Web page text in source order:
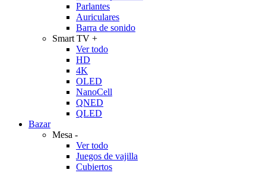
Parlantes
Auriculares
Barra de sonido
Smart TV +
Ver todo
HD
4K
OLED
NanoCell
QNED
QLED
Bazar
Mesa -
Ver todo
Juegos de vajilla
Cubiertos